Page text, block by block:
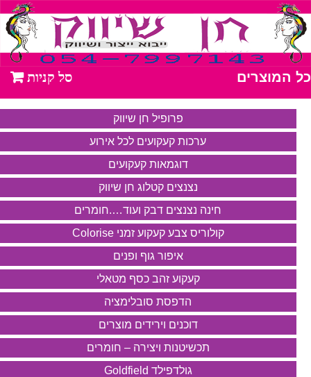
כל המוצרים
פרופיל חן שיווק
ערכות קעקועים לכל אירוע
דוגמאות קעקועים
נצנצים קטלוג חן שיווק
חינה נצנצים דבק ועוד….חומרים
קולוריס צבע קעקוע זמני Colorise
איפור גוף ופנים
קעקוע זהב כסף מטאלי
הדפסת סובלימציה
דוכנים וירידים מוצרים
תכשיטנות ויצירה – חומרים
גולדפילד Goldfield